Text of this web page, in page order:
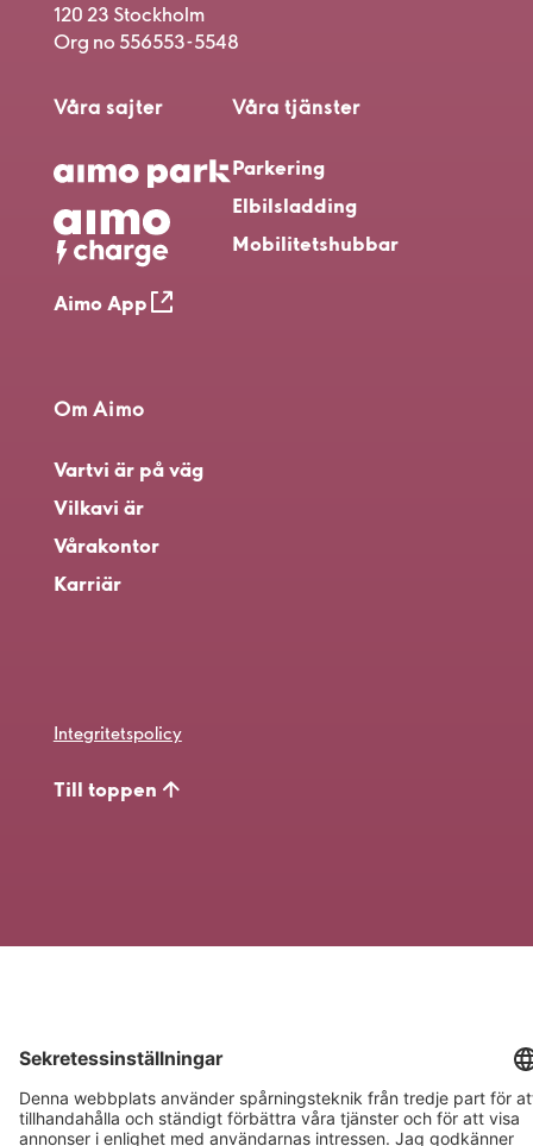
120 23 Stockholm
Org no 556553-5548
Våra sajter
Aimo App
Våra tjänster
Parkering
Elbilsladding
Mobilitetshubbar
Om Aimo
Vartvi är på väg
Vilkavi är
Vårakontor
Karriär
Integritetspolicy
Till toppen